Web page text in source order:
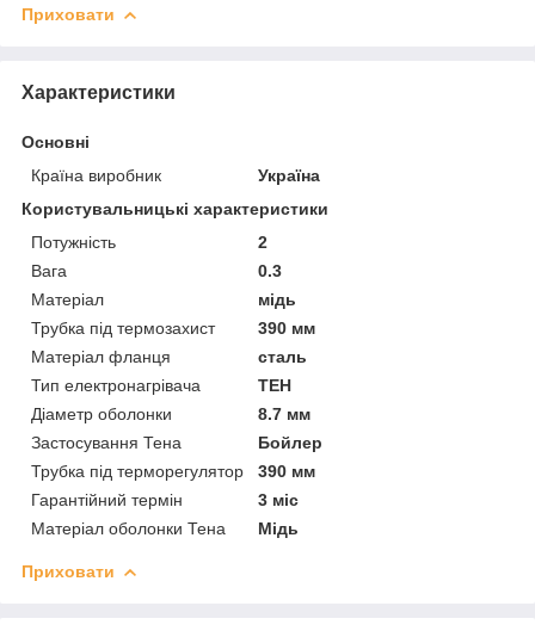
Приховати
Характеристики
Основні
Країна виробник
Україна
Користувальницькі характеристики
Потужність
2
Вага
0.3
Матеріал
мідь
Трубка під термозахист
390 мм
Матеріал фланця
сталь
Тип електронагрівача
ТЕН
Діаметр оболонки
8.7 мм
Застосування Тена
Бойлер
Трубка під терморегулятор
390 мм
Гарантійний термін
3 міс
Матеріал оболонки Тена
Мідь
Приховати